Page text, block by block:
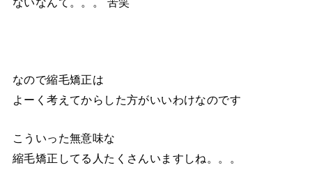
なので縮毛矯正は
よーく考えてからした方がいいわけなのです
こういった無意味な
縮毛矯正してる人たくさんいますしね。。。